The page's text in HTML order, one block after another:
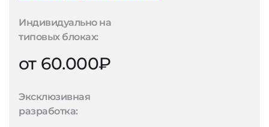
Индивидуально на
типовых блоках:
от 60.000₽
Эксклюзивная
разработка: